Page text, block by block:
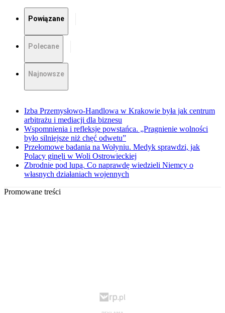
Powiązane
Polecane
Najnowsze
Izba Przemysłowo-Handlowa w Krakowie była jak centrum
arbitrażu i mediacji dla biznesu
Wspomnienia i refleksje powstańca. „Pragnienie wolności
było silniejsze niż chęć odwetu”
Przełomowe badania na Wołyniu. Medyk sprawdzi, jak
Polacy ginęli w Woli Ostrowieckiej
Zbrodnie pod lupą. Co naprawdę wiedzieli Niemcy o
własnych działaniach wojennych
Promowane treści